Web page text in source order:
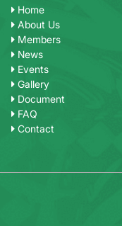
Home
About Us
Members
News
Events
Gallery
Document
FAQ
Contact